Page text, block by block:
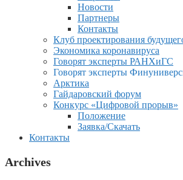
Новости
Партнеры
Контакты
Клуб проектирования
Экономика коронавируса
Говорят эксперты РАНХиГС
Говорят эксперты
Арктика
Гайдаровский форум
Конкурс «Цифровой прорыв»
Положение
Заявка/Скачать
Контакты
Archives